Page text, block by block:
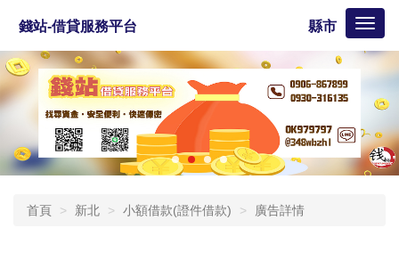
錢站-借貸服務平台 縣市
首頁 新北 小額借款(證件借款) 廣告詳情